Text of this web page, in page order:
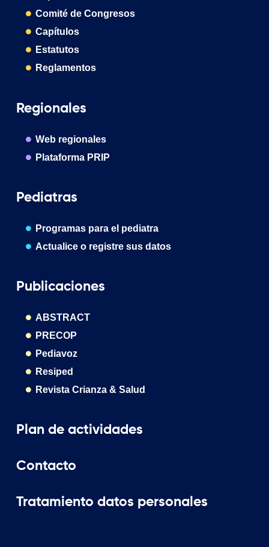
Comité de Congresos
Capítulos
Estatutos
Reglamentos
Regionales
Web regionales
Plataforma PRIP
Pediatras
Programas para el pediatra
Actualice o registre sus datos
Publicaciones
ABSTRACT
PRECOP
Pediavoz
Resiped
Revista Crianza & Salud
Plan de actividades
Contacto
Tratamiento datos personales